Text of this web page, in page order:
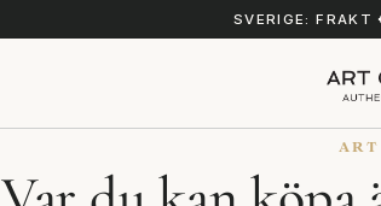
SVERIGE: